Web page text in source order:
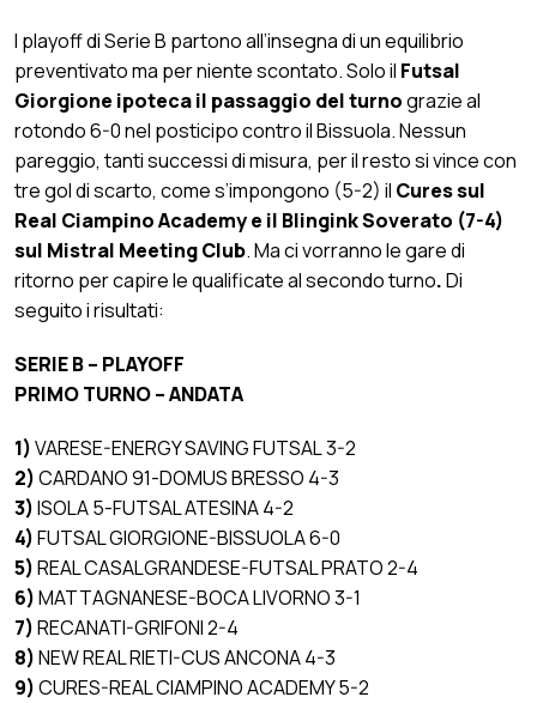
I playoff di Serie B partono all’insegna di un equilibrio
preventivato ma per niente scontato. Solo il Futsal
Giorgione ipoteca il passaggio del turnograzie al
rotondo 6-0 nel posticipo contro il Bissuola. Nessun
pareggio, tanti successi di misura, per il resto si vince con
tre gol di scarto, come s’impongono (5-2) il Cures sul
Real Ciampino Academy e il Blingink Soverato (7-4)
sul Mistral Meeting Club.Ma ci vorrannole gare di
ritorno per capire le qualificate al secondo turno.Di
seguito i risultati:
SERIE B – PLAYOFF
PRIMO TURNO – ANDATA
1)VARESE-ENERGY SAVING FUTSAL3-2
2)CARDANO 91-DOMUS BRESSO 4-3
3)ISOLA 5-FUTSAL ATESINA 4-2
4)FUTSAL GIORGIONE-BISSUOLA 6-0
5)REAL CASALGRANDESE-FUTSAL PRATO 2-4
6)MATTAGNANESE-BOCA LIVORNO3-1
7)RECANATI-GRIFONI2-4
8)NEW REAL RIETI-CUS ANCONA 4-3
9)CURES-REAL CIAMPINO ACADEMY 5-2